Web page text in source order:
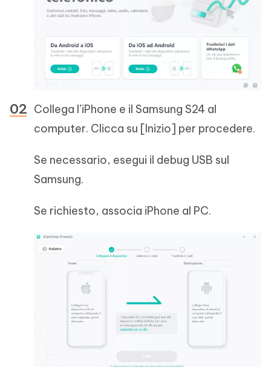
Collega l’iPhone e il Samsung S24 al
computer. Clicca su [Inizio] per procedere.
Se necessario, esegui il debug USB sul
Samsung.
Se richiesto, associa iPhone al PC.